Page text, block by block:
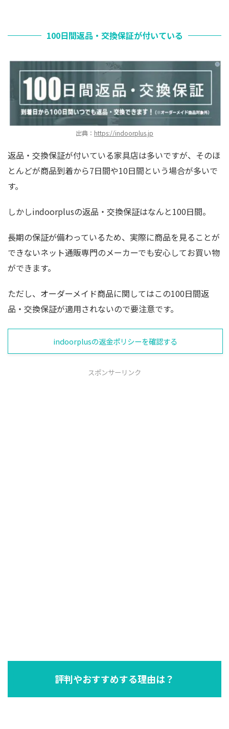
100日間返品・交換保証が付いている
出典： https://indoorplus.jp
返品・交換保証が付いている家具店は多いですが、そのほ
とんどが商品到着から7日間や10日間という場合が多いで
す。
しかしindoorplusの返品・交換保証はなんと100日間。
長期の保証が備わっているため、実際に商品を見ることが
できないネット通販専門のメーカーでも安心してお買い物
ができます。
ただし、オーダーメイド商品に関してはこの100日間返
品・交換保証が適用されないので要注意です。
indoorplusの返金ポリシーを確認する
スポンサーリンク
評判やおすすめする理由は？